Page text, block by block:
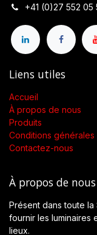
+41 (0)27 552 05
Liens utiles
Accueil
À propos de nous
Produits
Conditions
Contactez-nous
À propos de nous
Présent dans toute la
fournir les luminaires
lieux.